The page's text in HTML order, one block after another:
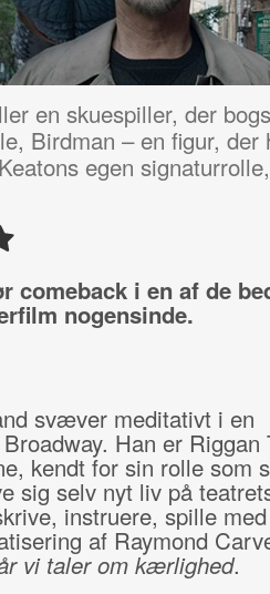
en skuespiller, der
Birdman – en figur, der
egen
comeback i en af de
nogensinde.
svæver meditativt i en
Han er Riggan
kendt for sin rolle som
sig selv nyt liv på
instruere, spille
af Raymond
vi taler om kærlighed.